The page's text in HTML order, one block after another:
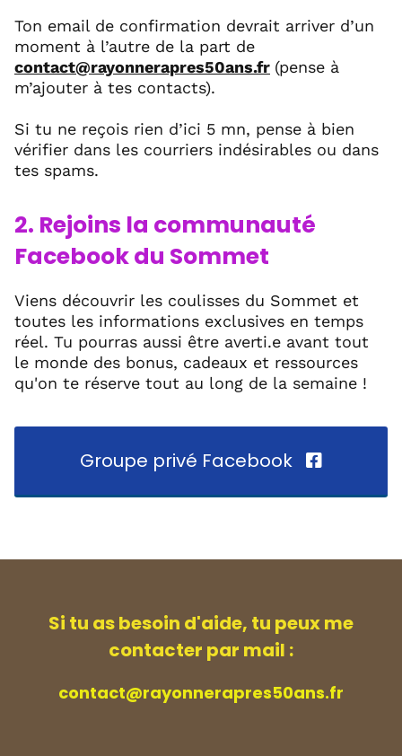
Ton email de confirmation devrait arriver d’un
moment à l’autre de la part de
contact@rayonnerapres50ans.fr (pense à
m’ajouter à tes contacts).
Si tu ne reçois rien d’ici 5 mn, pense à bien
vérifier dans les courriers indésirables ou dans
tes spams.
2. Rejoins la communauté
Facebook du Sommet
Viens découvrir les coulisses du Sommet et
toutes les informations exclusives en temps
réel. Tu pourras aussi être averti.e avant tout
le monde des bonus, cadeaux et ressources
qu'on te réserve tout au long de la semaine !
Groupe privé Facebook
Si tu as besoin d'aide, tu peux me
contacter par mail :
contact@rayonnerapres50ans.fr